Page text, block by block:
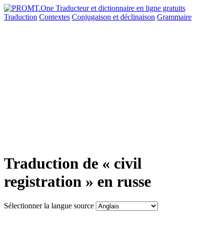
Traduction Contextes Conjugaison et déclinaison Grammaire
Traduction de « civil
registration » en russe
Sélectionner la langue source